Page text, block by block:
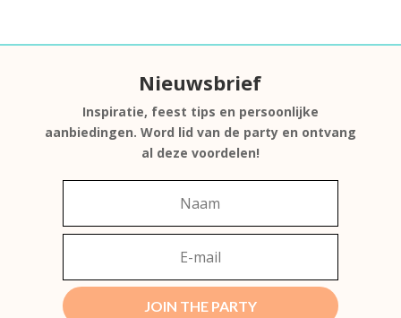
Nieuwsbrief
Inspiratie, feest tips en persoonlijke
aanbiedingen. Word lid van de party en ontvang
al deze voordelen!
JOIN THE PARTY